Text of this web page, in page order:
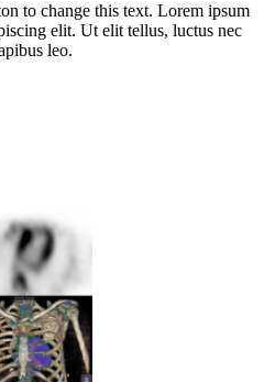
to change this text. Lorem ipsum
elit. Ut elit tellus, luctus nec
leo.